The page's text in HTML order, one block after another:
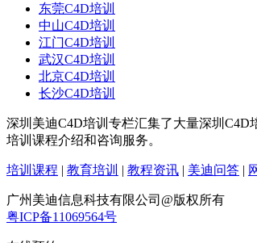
东莞C4D培训
中山C4D培训
江门C4D培训
武汉C4D培训
北京C4D培训
长沙C4D培训
深圳美迪C4D培训专栏汇集了大量深圳
培训课程介绍和咨询服务。
培训课程 | 教育培训 | 教程资讯 | 美迪问答 |
广州美迪信息科技有限公司@版权所有
粤ICP备11069564号